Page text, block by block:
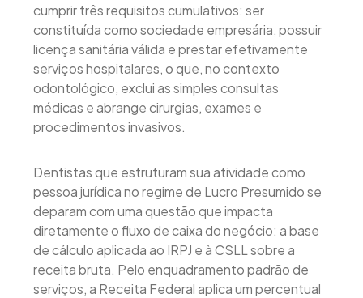
cumprir três requisitos cumulativos: ser
constituída como sociedade empresária, possuir
licença sanitária válida e prestar efetivamente
serviços hospitalares, o que, no contexto
odontológico, exclui as simples consultas
médicas e abrange cirurgias, exames e
procedimentos invasivos.
Dentistas que estruturam sua atividade como
pessoa jurídica no regime de Lucro Presumido se
deparam com uma questão que impacta
diretamente o fluxo de caixa do negócio: a base
de cálculo aplicada ao IRPJ e à CSLL sobre a
receita bruta. Pelo enquadramento padrão de
serviços, a Receita Federal aplica um percentual